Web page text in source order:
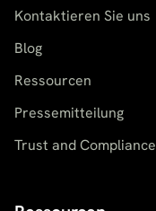
Kontaktieren Sie uns
Blog
Ressourcen
Pressemitteilung
Trust and Compliance